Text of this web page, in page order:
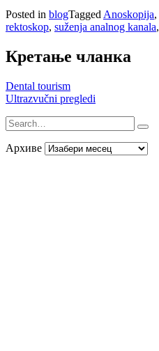
Posted in blogTagged Anoskopija,
rektoskop, suženja analnog kanala,
Кретање чланка
Dental tourism
Ultrazvučni pregledi
Архиве